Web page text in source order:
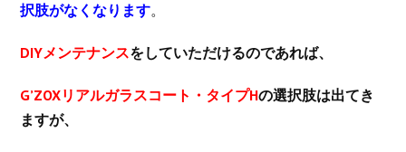
択肢がなくなります。
DIYメンテナンスをしていただけるのであれば、
G’ZOXリアルガラスコート・タイプHの選択肢は出てき
ますが、